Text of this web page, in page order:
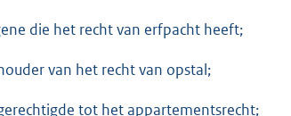
die het recht van erfpacht heeft;
van het recht van opstal;
tot het appartementsrecht;